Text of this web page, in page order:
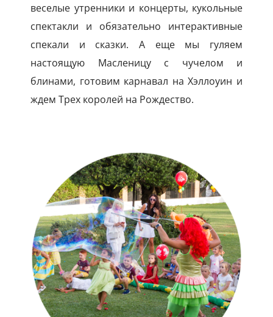
веселые утренники и концерты, кукольные
спектакли и обязательно интерактивные
спекали и сказки. А еще мы гуляем
настоящую Масленицу с чучелом и
блинами, готовим карнавал на Хэллоуин и
ждем Трех королей на Рождество.